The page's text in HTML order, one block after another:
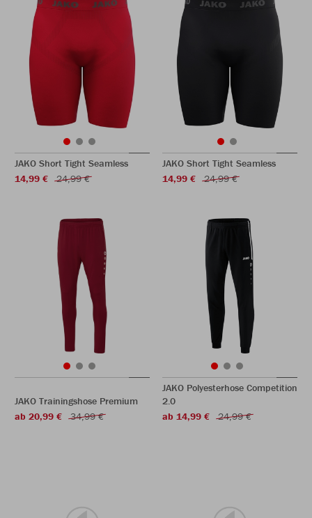
JAKO Short Tight Seamless
14,99 €
24,99 €
JAKO Short Tight Seamless
14,99 €
24,99 €
JAKO Trainingshose Premium
ab 20,99 €
34,99 €
JAKO Polyesterhose Competition
2.0
ab 14,99 €
24,99 €